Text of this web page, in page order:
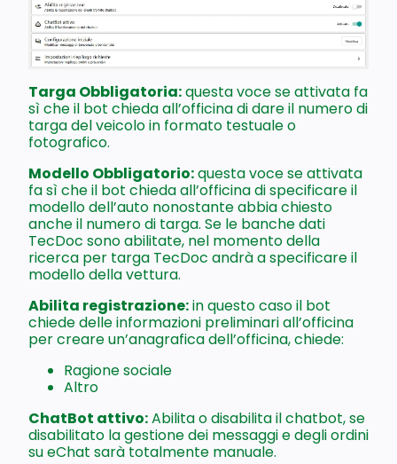
Targa Obbligatoria:questa voce se attivata fa
sì che il bot chieda all’officina di dare il numero di
targa del veicolo in formato testuale o
fotografico.
Modello Obbligatorio:questa voce se attivata
fa sì che il bot chieda all’officina di specificare il
modello dell’auto nonostante abbia chiesto
anche il numero di targa. Se le banche dati
TecDoc sono abilitate, nel momento della
ricerca per targa TecDoc andrà a specificare il
modello della vettura.
Abilita registrazione:in questo caso il bot
chiede delle informazioni preliminari all’officina
per creare un’anagrafica dell’officina, chiede:
Ragione sociale
Altro
ChatBot attivo:Abilita o disabilita il chatbot, se
disabilitato la gestione dei messaggi e degli ordini
su eChat sarà totalmente manuale.